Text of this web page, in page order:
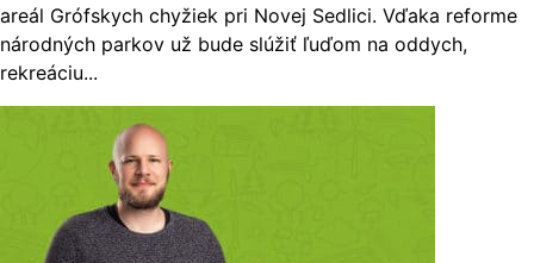
areál Grófskych chyžiek pri Novej Sedlici. Vďaka reforme
národných parkov už bude slúžiť ľuďom na oddych,
rekreáciu...